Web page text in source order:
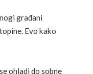
građani
Evo kako
ohladi do sobne